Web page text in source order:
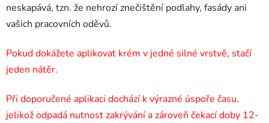
neskapává, tzn. že nehrozí znečištění podlahy, fasády ani
vašich pracovních oděvů.
Pokud dokážete aplikovat krém v jedné silné vrstvě, stačí
jeden nátěr.
Při doporučené aplikaci dochází k výrazné úspoře času,
jelikož odpadá nutnost zakrývání a zároveň čekací doby 12-